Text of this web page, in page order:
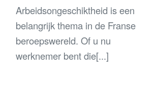
Arbeidsongeschiktheid is een
belangrijk thema in de Franse
beroepswereld. Of u nu
werknemer bent die[...]